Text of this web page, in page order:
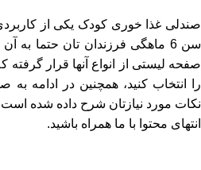
صندلی غذا خوری کودک یکی از
سن 6 ماهگی فرزندان تان حتما به
صفحه لیستی از انواع آنها قرار گرفته
را انتخاب کنید، همچنین در ادامه
نکات مورد نیازتان شرح داده شده
انتهای محتوا با ما همراه باشید.